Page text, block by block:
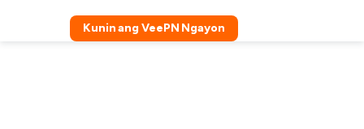
Kunin ang VeePN Ngayon